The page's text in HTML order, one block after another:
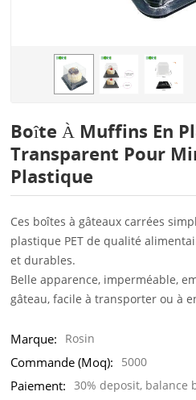
Boîte À Muffins En
Transparent Pour
Plastique
Ces boîtes à gâteaux carrées
plastique PET de qualité
et durables.
Belle apparence, imperméable,
gâteau, facile à transporter ou à
Marque: Rosin
Commande (moq): 5000
Paiement: 30% deposit, balance